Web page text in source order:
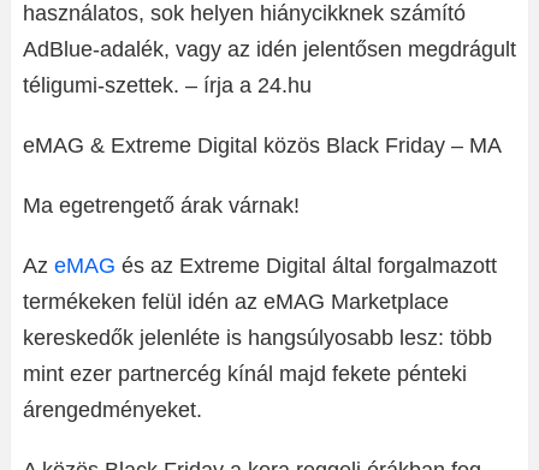
használatos, sok helyen hiánycikknek számító
AdBlue-adalék, vagy az idén jelentősen megdrágult
téligumi-szettek. – írja a 24.hu
eMAG & Extreme Digital közös Black Friday – MA
Ma egetrengető árak várnak!
Az eMAG és az Extreme Digital által forgalmazott
termékeken felül idén az eMAG Marketplace
kereskedők jelenléte is hangsúlyosabb lesz: több
mint ezer partnercég kínál majd fekete pénteki
árengedményeket.